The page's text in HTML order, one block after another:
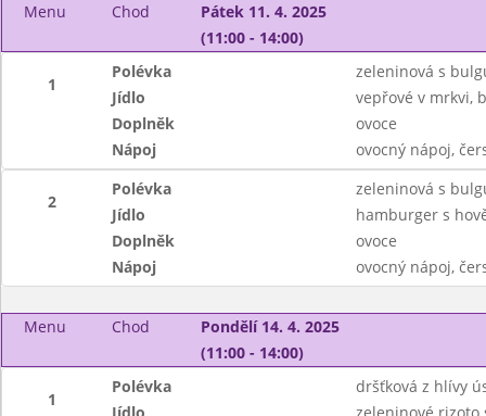
Menu
Chod
Pátek 11. 4. 2025
(11:00 - 14:00)
1
Polévka
zeleninová s
Jídlo
vepřové v mrkvi,
Doplněk
ovoce
Nápoj
ovocný nápoj,
2
Polévka
zeleninová s
Jídlo
hamburger s
Doplněk
ovoce
Nápoj
ovocný nápoj,
Menu Chod
Pondělí 14. 4. 2025
(11:00 - 14:00)
1
Polévka
dršťková z hlívy